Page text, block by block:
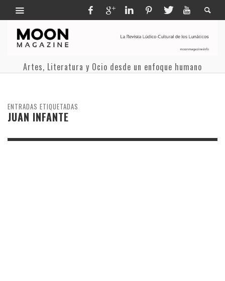
Artes, Literatura y Ocio desde un enfoque humano
ENTRADAS ETIQUETADAS
JUAN INFANTE